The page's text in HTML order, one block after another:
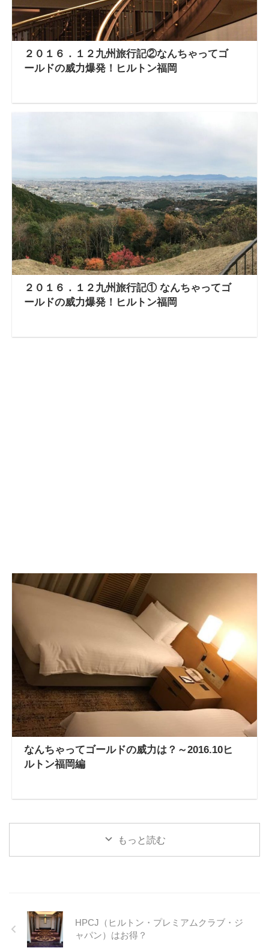
２０１６．１２九州旅行記②なんちゃってゴ
ールドの威力爆発！ヒルトン福岡
２０１６．１２九州旅行記① なんちゃってゴ
ールドの威力爆発！ヒルトン福岡
なんちゃってゴールドの威力は？～2016.10ヒ
ルトン福岡編
もっと読む
HPCJ（ヒルトン・プレミアムクラブ・ジ
ャパン）はお得？